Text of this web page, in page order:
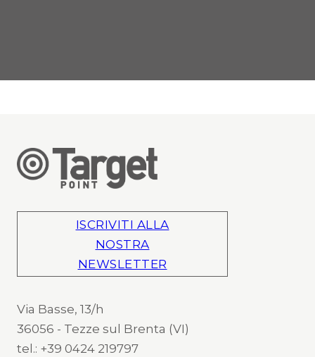
ISCRIVITI ALLA
NOSTRA
NEWSLETTER
Via Basse, 13/h
36056 - Tezze sul Brenta (VI)
tel.: +39 0424 219797